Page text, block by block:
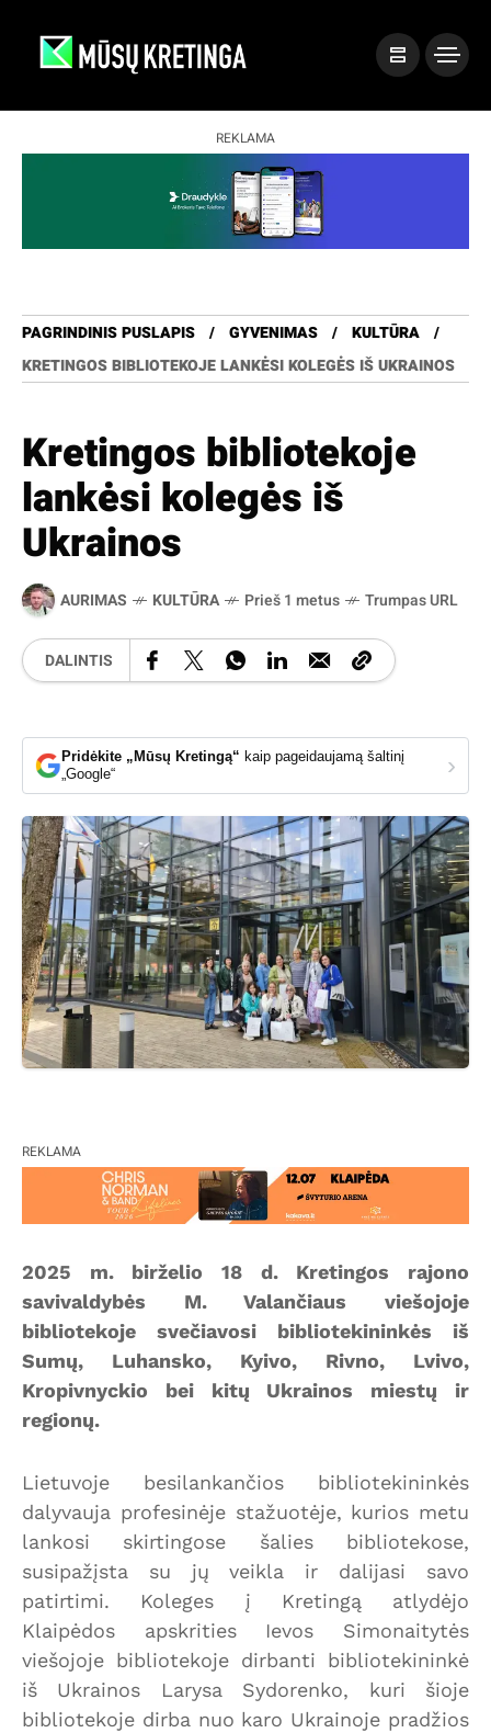
REKLAMA
PAGRINDINIS PUSLAPIS GYVENIMAS
KULTŪRA
KRETINGOS BIBLIOTEKOJE LANKĖSI KOLEGĖS IŠ UKRAINOS
Kretingos bibliotekoje
lankėsi kolegės iš
Ukrainos
AURIMAS KULTŪRA Prieš 1 metus Trumpas URL
DALINTIS
Pridėkite „Mūsų Kretingą“ kaip pageidaujamą šaltinį
„Google“
›
REKLAMA
2025 m. birželio 18 d. Kretingos rajono
savivaldybės M. Valančiaus viešojoje
bibliotekoje svečiavosi bibliotekininkės iš
Sumų, Luhansko, Kyivo, Rivno, Lvivo,
Kropivnyckio bei kitų Ukrainos miestų ir
regionų.
Lietuvoje besilankančios bibliotekininkės
dalyvauja profesinėje stažuotėje, kurios metu
lankosi skirtingose šalies bibliotekose,
susipažįsta su jų veikla ir dalijasi savo
patirtimi. Koleges į Kretingą atlydėjo
Klaipėdos apskrities Ievos Simonaitytės
viešojoje bibliotekoje dirbanti bibliotekininkė
iš Ukrainos Larysa Sydorenko, kuri šioje
bibliotekoje dirba nuo karo Ukrainoje pradžios